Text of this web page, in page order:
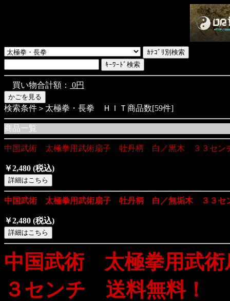
買い物合計額： 0円
検索条件＞太極拳・長拳 ＨＩＴ商品数[59件]
商品一覧
中国武術 太極拳用武術扇子 牡丹柄 白／黒木 ３３セ
￥2,480 (税込)
中国武術 太極拳用武術扇子 牡丹柄 白／無垢木 ３３セ
￥2,480 (税込)
中国武術 太極拳用武
３センチ 送料無料！